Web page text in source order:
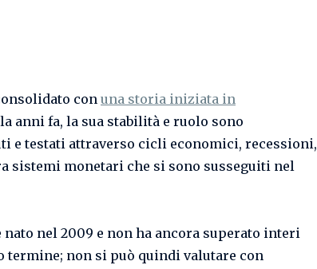
conuna storia iniziata in
anni fa, la sua stabilità e ruolo sono
e testati attraverso cicli economici, recessioni,
sistemi monetari che si sono susseguiti nel
nel 2009 e non ha ancora superato interi
termine; non si può quindi valutare con